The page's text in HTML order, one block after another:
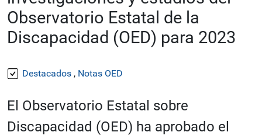
Observatorio Estatal de la
Discapacidad (OED) para 2023
Destacados , Notas OED
El Observatorio Estatal sobre
Discapacidad (OED) ha aprobado el